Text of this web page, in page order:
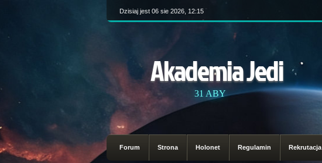
Dzisiaj jest 06 sie 2026, 12:15
Akademia Jedi
31 ABY
Forum Strona Holonet Regulamin Rekrutacja